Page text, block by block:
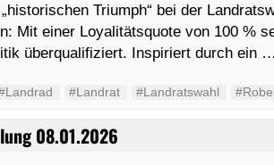
Triumph“ bei der
Mit einer Loyalitätsquote von 100 %
überqualifiziert. Inspiriert durch ein
#Landrat #Landratswahl
08.01.2026